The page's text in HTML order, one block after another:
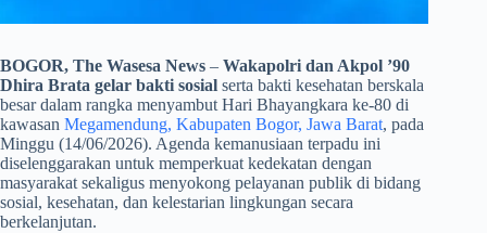
BOGOR, The Wasesa News – Wakapolri dan Akpol ’90
Dhira Brata gelar bakti sosial serta bakti kesehatan berskala
besar dalam rangka menyambut Hari Bhayangkara ke-80 di
kawasan Megamendung, Kabupaten Bogor, Jawa Barat, pada
Minggu (14/06/2026). Agenda kemanusiaan terpadu ini
diselenggarakan untuk memperkuat kedekatan dengan
masyarakat sekaligus menyokong pelayanan publik di bidang
sosial, kesehatan, dan kelestarian lingkungan secara
berkelanjutan.